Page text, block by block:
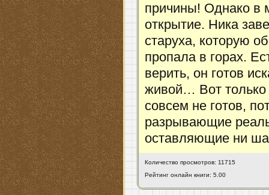
причины! Однако в
открытие. Ника
старуха, которую
пропала в горах.
верить, он готов
живой… Вот только
совсем не готов,
разрывающие
оставляющие ни
Количество просмотров: 11715
Рейтинг онлайн книги: 5.00